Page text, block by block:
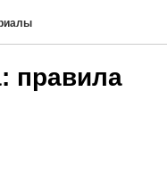
правила